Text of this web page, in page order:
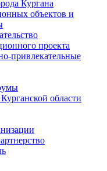
Кургана
объектов и
проекта
привлекательные
области